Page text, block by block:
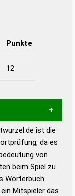
Punkte
12
zu
um die
Spiel zu
ist die
da es
von
beim Spiel zu
Wörterbuch
Mitspieler das